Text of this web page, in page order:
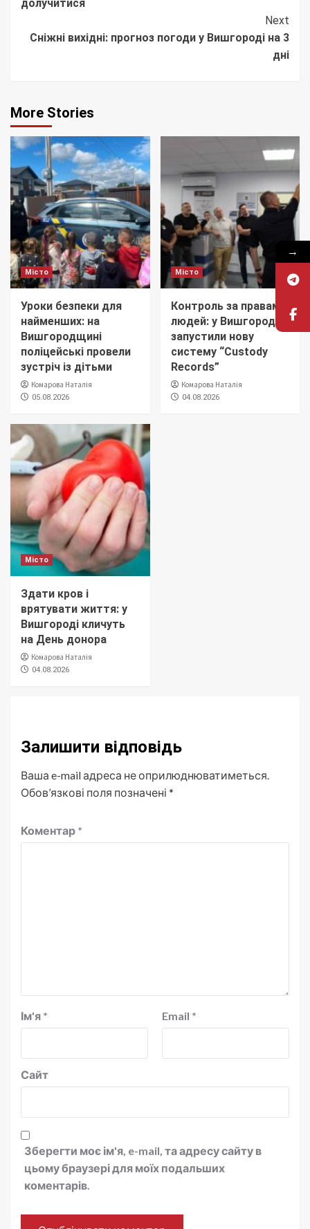
долучитися
Next
Сніжні вихідні: прогноз погоди у Вишгороді на 3
дні
More Stories
Місто
Уроки безпеки для
найменших: на
Вишгородщині
поліцейські провели
зустріч із дітьми
Комарова Наталія
05.08.2026
Місто
Контроль за правами
людей: у Вишгороді
запустили нову
систему “Custody
Records”
Комарова Наталія
04.08.2026
Місто
Здати кров і
врятувати життя: у
Вишгороді кличуть
на День донора
Комарова Наталія
04.08.2026
Залишити відповідь
Ваша e-mail адреса не оприлюднюватиметься.
Обов’язкові поля позначені *
Коментар *
Ім'я * Email *
Сайт
Зберегти моє ім'я, e-mail, та адресу сайту в
цьому браузері для моїх подальших
коментарів.
→